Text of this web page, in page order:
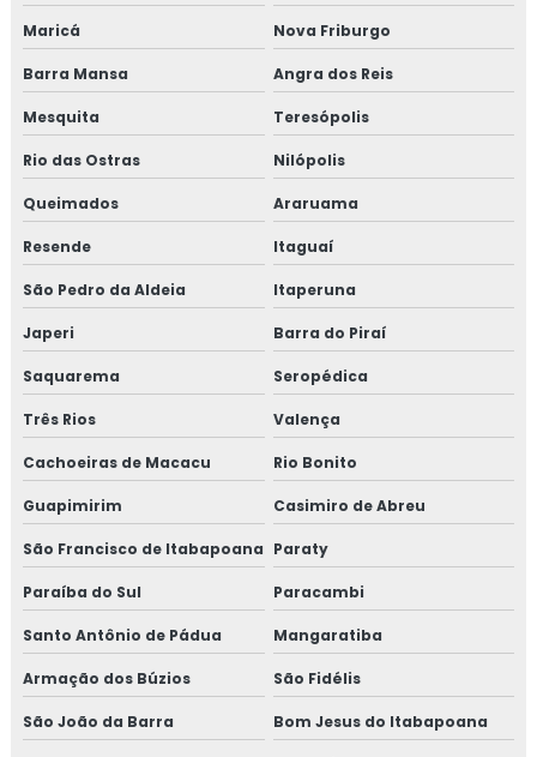
Isolamento aerogel térmico
Isolamento câmara fria
Isolamento de caldeira
Isolamento de duto
Isolamento de dutos de ar condicionado
Isolamento de tanques
Isolamento fibra cerâmica
Isolamento industrial
Isolamento lã de rocha
Isolamento lã de rocha valor
Isolamento para tanques de água
Maricá Nova Friburgo
Barra Mansa Angra dos Reis
Mesquita Teresópolis
Rio das Ostras Nilópolis
Queimados Araruama
Resende Itaguaí
São Pedro da Aldeia Itaperuna
Japeri Barra do Piraí
Saquarema Seropédica
Três Rios Valença
Cachoeiras de Macacu Rio Bonito
Guapimirim Casimiro de Abreu
São Francisco de Itabapoana Paraty
Paraíba do Sul Paracambi
Santo Antônio de Pádua Mangaratiba
Armação dos Búzios São Fidélis
São João da Barra Bom Jesus do Itabapoana